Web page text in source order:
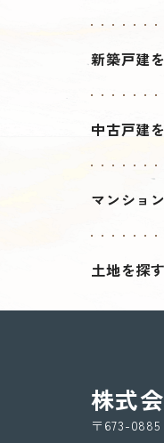
新築戸建
中古戸建
マンショ
土地を探す
株式
〒673-